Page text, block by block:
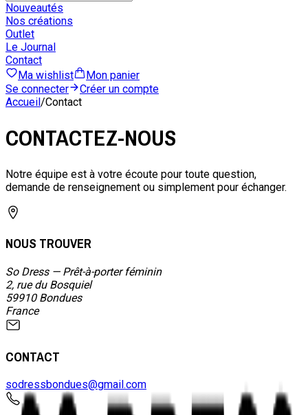
Nouveautés
Nos créations
Outlet
Le Journal
Contact
Ma wishlist
Mon panier
Se connecter
Créer un compte
Accueil/Contact
CONTACTEZ-NOUS
Notre équipe est à votre écoute pour toute question,
demande de renseignement ou simplement pour échanger.
NOUS TROUVER
So Dress — Prêt-à-porter féminin
2, rue du Bosquiel
59910 Bondues
France
CONTACT
sodressbondues@gmail.com